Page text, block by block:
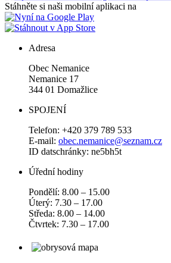
Stáhněte si naši mobilní aplikaci na
Adresa
Obec Nemanice
Nemanice 17
344 01 Domažlice
SPOJENÍ
Telefon: +420 379 789 533
E-mail: obec.nemanice@seznam.cz
ID datschránky: ne5bh5t
Úřední hodiny
Pondělí: 8.00 – 15.00
Úterý: 7.30 – 17.00
Středa: 8.00 – 14.00
Čtvrtek: 7.30 – 17.00